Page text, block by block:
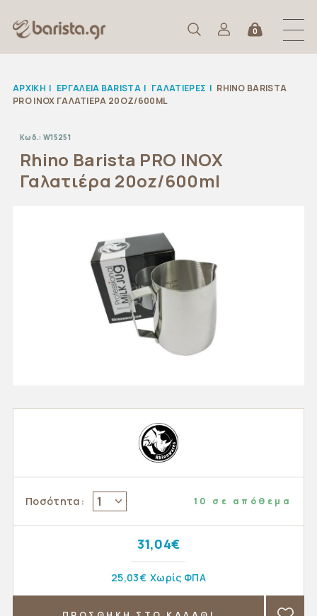
0
ΑΡΧΙΚΉ | ΕΡΓΑΛΕΙΑ BARISTA | ΓΑΛΑΤΙΕΡΕΣ | RHINO BARISTA
PRO INOX ΓΑΛΑΤΙΈΡΑ 20OZ/600ML
Κωδ.: W15251
Rhino Barista PRO INOX
Γαλατιέρα 20oz/600ml
Ποσότητα: 1 10 σε απόθεμα
31,04€
25,03€ Χωρίς ΦΠΑ